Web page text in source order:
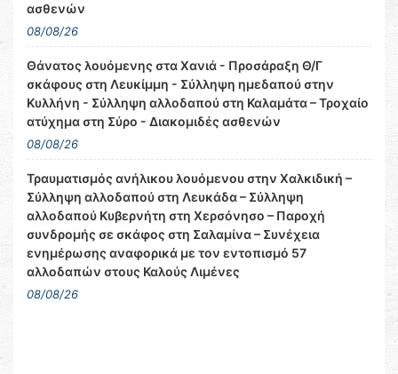
ασθενών
08/08/26
Θάνατος λουόμενης στα Χανιά - Προσάραξη Θ/Γ
σκάφους στη Λευκίμμη - Σύλληψη ημεδαπού στην
Κυλλήνη - Σύλληψη αλλοδαπού στη Καλαμάτα – Τροχαίο
ατύχημα στη Σύρο - Διακομιδές ασθενών
08/08/26
Τραυματισμός ανήλικου λουόμενου στην Χαλκιδική –
Σύλληψη αλλοδαπού στη Λευκάδα – Σύλληψη
αλλοδαπού Κυβερνήτη στη Χερσόνησο – Παροχή
συνδρομής σε σκάφος στη Σαλαμίνα – Συνέχεια
ενημέρωσης αναφορικά με τον εντοπισμό 57
αλλοδαπών στους Καλούς Λιμένες
08/08/26